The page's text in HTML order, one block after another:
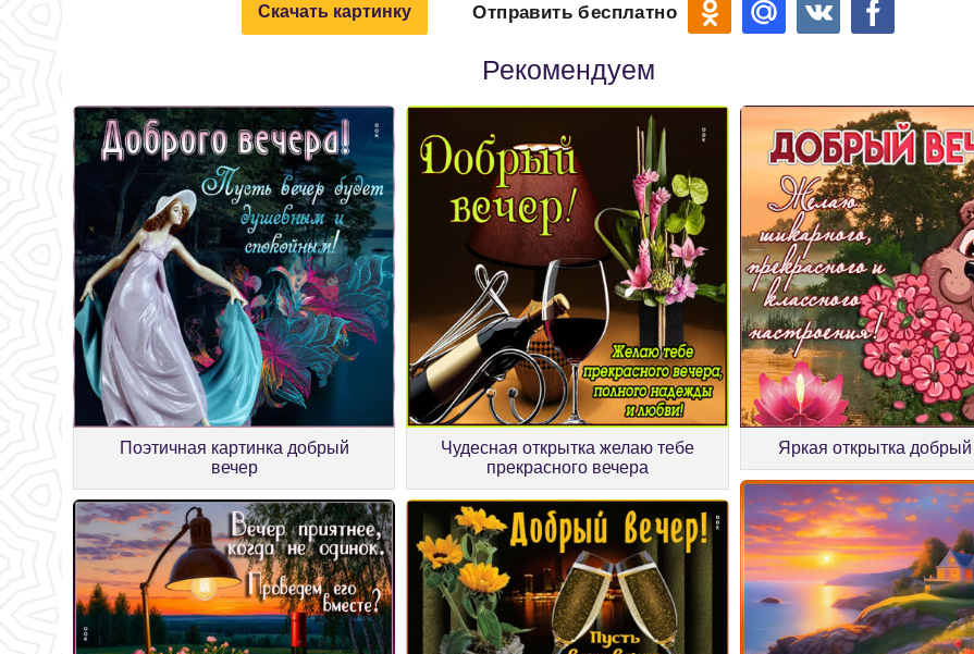
Скачать картинку Отправить бесплатно
Рекомендуем
Поэтичная картинка добрый
вечер
Чудесная открытка желаю тебе
прекрасного вечера
Яркая открытка